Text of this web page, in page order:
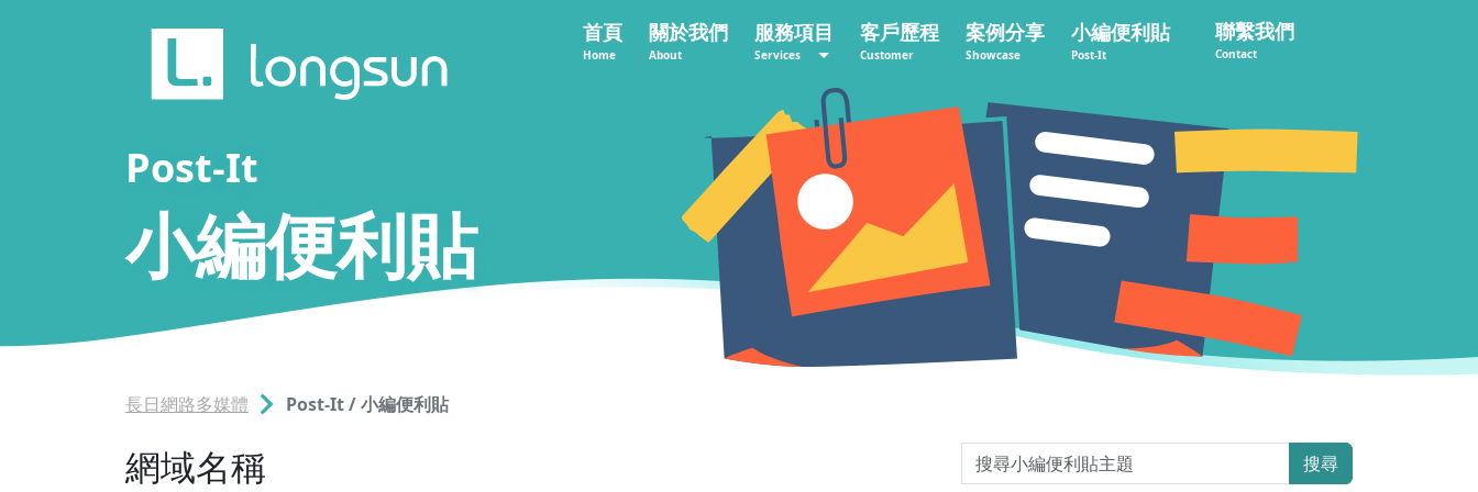
首頁
Home
關於我們
About
服務項目
Services
客戶歷程
Customer
案例分享
Showcase
小編便利貼
Post-It
聯繫我們
Contact
Post-It
小編便利貼
長日網路多媒體 Post-It / 小編便利貼
網域名稱 搜尋